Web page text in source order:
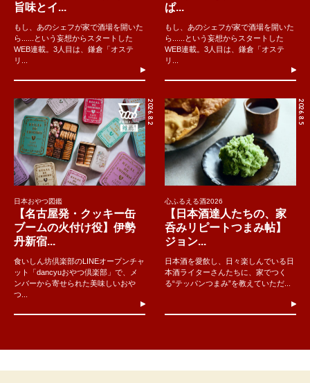
旨味とイ...
もし、あのシェフが家で酒場を開いた
ら......という妄想からスタートした
WEB連載。3人目は、鎌倉「オステ
リ...
ぱ...
もし、あのシェフが家で酒場を開いた
ら......という妄想からスタートした
WEB連載。3人目は、鎌倉「オステ
リ...
2026.8.2
日本おやつ図鑑
【名古屋発・クッキー缶
ブームの火付け役】伊勢
丹新宿...
食いしん坊倶楽部のLINEオープンチャ
ット「dancyuおやつ倶楽部」で、メ
ンバーから寄せられた美味しいおや
つ...
2026.8.5
心ふるえる酒2026
【日本酒達人たちの、家
呑みリピートつまみ帖】
ジョン...
日本酒を愛飲し、日々楽しんでいる日
本酒ライターさんたちに、家でつく
る“テッパンつまみ”を教えていただ...